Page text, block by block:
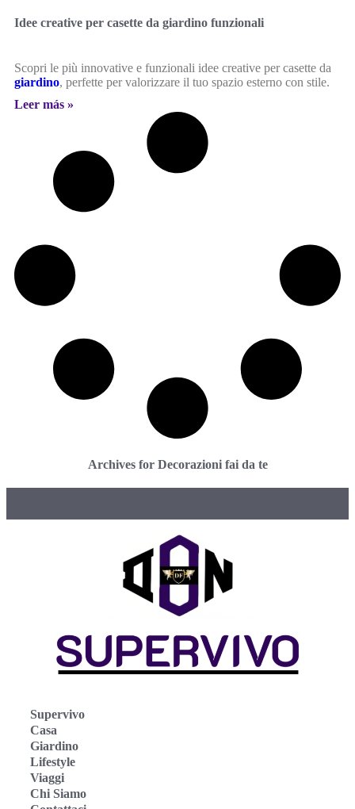
Idee creative per casette da giardino funzionali
Scopri le più innovative e funzionali idee creative per casette da
giardino, perfette per valorizzare il tuo spazio esterno con stile.
Leer más »
Archives for Decorazioni fai da te
Supervivo
Casa
Giardino
Lifestyle
Viaggi
Chi Siamo